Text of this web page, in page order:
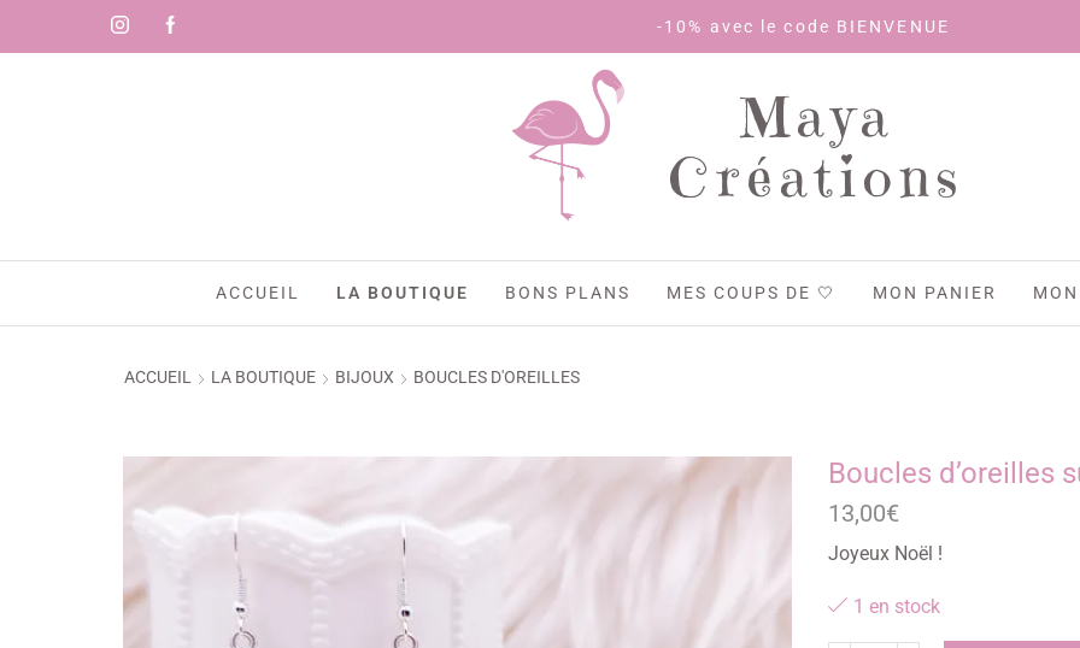
-10% avec le code BIENVENUE
Maya
Créations
ACCUEIL LA BOUTIQUE BONS PLANS MES COUPS DE 🤍 MON PANIER
ACCUEIL LA BOUTIQUE BIJOUX BOUCLES D'OREILLES
Boucles d’oreilles
13,00€
Joyeux Noël !
1 en stock